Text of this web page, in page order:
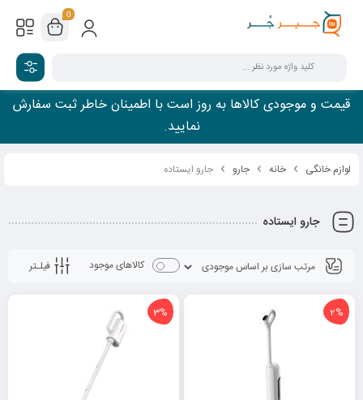
0
قیمت و موجودی کالاها به روز است با اطمینان خاطر ثبت سفارش
نمایید.
لوازم خانگی خانه جارو جارو ایستاده
جارو ایستاده
فیلـتر کالاهای موجود
2%
3%